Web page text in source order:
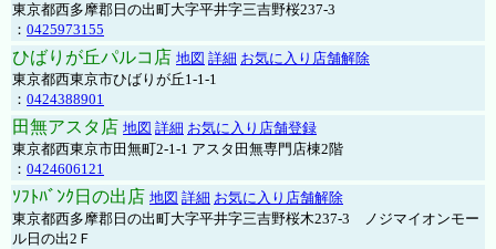
東京都西多摩郡日の出町大字平井字三吉野桜237-3
： 0425973155
ひばりが丘パルコ店 地図 詳細 お気に入り店舗解除
東京都西東京市ひばりが丘1-1-1
： 0424388901
田無アスタ店 地図 詳細 お気に入り店舗登録
東京都西東京市田無町2-1-1 アスタ田無専門店棟2階
： 0424606121
ｿﾌﾄﾊﾞﾝｸ日の出店 地図 詳細 お気に入り店舗解除
東京都西多摩郡日の出町大字平井字三吉野桜木237-3 ノジマイオンモー
ル日の出2Ｆ